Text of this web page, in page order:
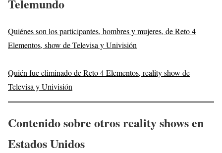
Telemundo
Quiénes son los participantes, hombres y mujeres, de Reto 4
Elementos, show de Televisa y Univisión
Quién fue eliminado de Reto 4 Elementos, reality show de
Televisa y Univisión
Contenido sobre otros reality shows en
Estados Unidos